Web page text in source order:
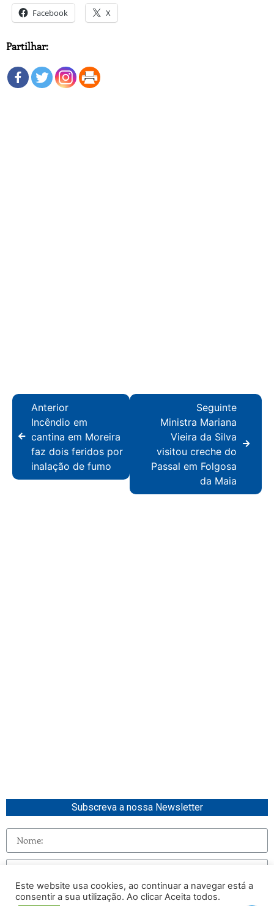
Facebook X
Partilhar:
Anterior
Incêndio em
cantina em Moreira
faz dois feridos por
inalação de fumo
Seguinte
Ministra Mariana
Vieira da Silva
visitou creche do
Passal em Folgosa
da Maia
Subscreva a nossa Newsletter
Enviar
Este website usa cookies, ao continuar a navegar está a
consentir a sua utilização. Ao clicar Aceita todos.